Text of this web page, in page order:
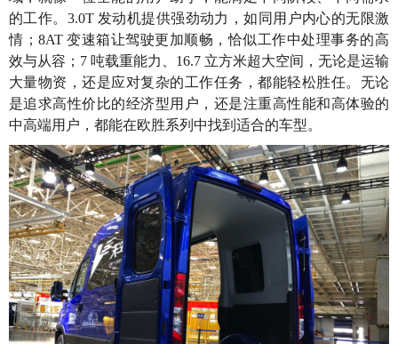
的工作。3.0T 发动机提供强劲动力，如同用户内心的无限激
情；8AT 变速箱让驾驶更加顺畅，恰似工作中处理事务的高
效与从容；7 吨载重能力、16.7 立方米超大空间，无论是运输
大量物资，还是应对复杂的工作任务，都能轻松胜任。无论
是追求高性价比的经济型用户，还是注重高性能和高体验的
中高端用户，都能在欧胜系列中找到适合的车型。